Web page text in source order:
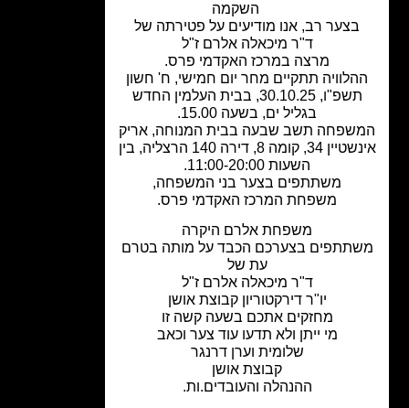
בצער רב, אנו מודיעים על פטירתה של
ד"ר מיכאלה אלרם ז"ל
מרצה במרכז האקדמי פרס.
תתקיים מחר יום חמישי, ח' חשון
תשפ"ו, 30.10.25, בבית העלמין החדש
בגליל ים, בשעה 15.00.
תשב שבעה בבית המנוחה, אריק
אינשטיין 34, קומה 8, דירה 140 הרצליה, בין
משתתפים בצער בני המשפחה,
משפחת המרכז האקדמי פרס.
משפחת אלרם היקרה
בצערכם הכבד על מותה בטרם
ד"ר מיכאלה אלרם ז"ל
יו"ר דירקטוריון קבוצת אושן
מחזקים אתכם בשעה קשה זו
מי ייתן ולא תדעו עוד צער וכאב
שלומית וערן דרנגר
קבוצת אושן
ההנהלה והעובדים.ות.